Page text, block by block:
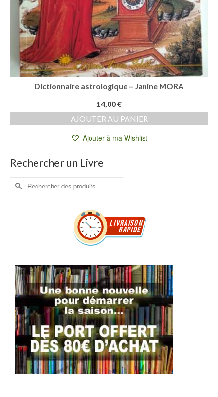
Dictionnaire astrologique – Janine MORA
14,00€
AJOUTER AU PANIER
Ajouter à ma Wishlist
Rechercher un Livre
Rechercher :